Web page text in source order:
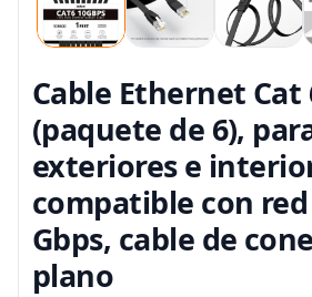
Cable Ethernet Cat
(paquete de 6),
exteriores e
compatible con red
Gbps, cable de
plano